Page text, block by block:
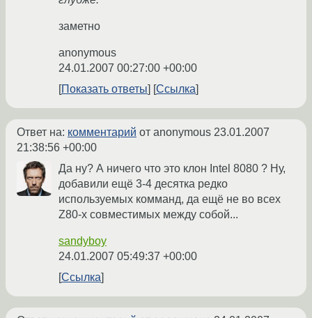
заметно
anonymous
24.01.2007 00:27:00 +00:00
Показать ответы
Ссылка
Ответ на: комментарий от anonymous 23.01.2007
21:38:56 +00:00
Да ну? А ничего что это клон Intel 8080 ? Ну,
добавили ещё 3-4 десятка редко
используемых комманд, да ещё не во всех
Z80-х совместимых между собой...
sandyboy
24.01.2007 05:49:37 +00:00
Ссылка